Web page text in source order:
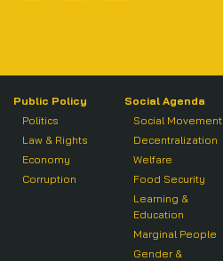
Public Policy
Politics
Law & Rights
Economy
Corruption
Social Agenda
Social Movement
Decentralization
Welfare
Food Security
Learning &
Education
Marginal People
Gender &